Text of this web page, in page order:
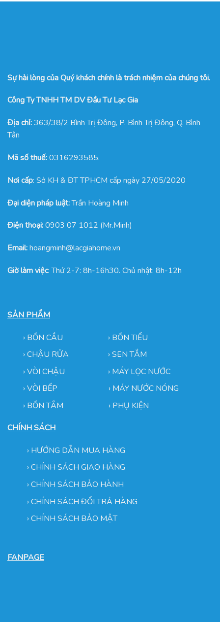
Sự hài lòng của Quý khách chính là trách nhiệm của chúng tôi.
Công Ty TNHH TM DV Đầu Tư Lạc Gia
Địa chỉ:363/38/2 Bình Trị Đông, P. Bình Trị Đông, Q. Bình
Tân
Mã số thuế:0316293585.
Nơi cấp: Sở KH & ĐT TPHCM cấp ngày 27/05/2020
Đại diện pháp luật:Trần Hoàng Minh
Điện thoại:0903 07 1012 (Mr.Minh)
Email:hoangminh@lacgiahome.vn
Giờ làm việc: Thứ 2-7: 8h-16h30. Chủ nhật: 8h-12h
SẢN PHẨM
› BỒN CẦU › BỒN TIỂU
›CHẬU RỬA
› SEN TẮM
›VÒI CHẬU › MÁY LỌC NƯỚC
› VÒI BẾP
› MÁY NƯỚC NÓNG
› BỒN TẮM
› PHỤ KIỆN
CHÍNH SÁCH
› HƯỚNG DẪN MUA HÀNG
›CHÍNH SÁCH GIAO HÀNG
›CHÍNH SÁCH BẢO HÀNH
›CHÍNH SÁCH ĐỔI TRẢ HÀNG
›CHÍNH SÁCH BẢO MẬT
FANPAGE